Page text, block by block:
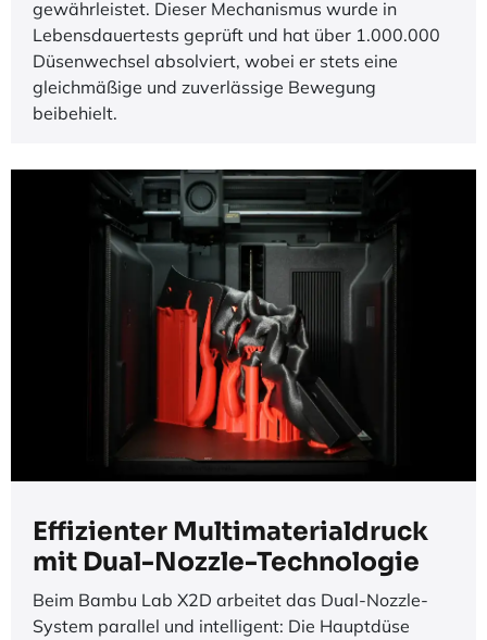
gewährleistet. Dieser Mechanismus wurde in
Lebensdauertests geprüft und hat über 1.000.000
Düsenwechsel absolviert, wobei er stets eine
gleichmäßige und zuverlässige Bewegung
beibehielt.
Effizienter Multimaterialdruck
mit Dual-Nozzle-Technologie​
Beim Bambu Lab X2D arbeitet das Dual-Nozzle-
System parallel und intelligent: Die Hauptdüse